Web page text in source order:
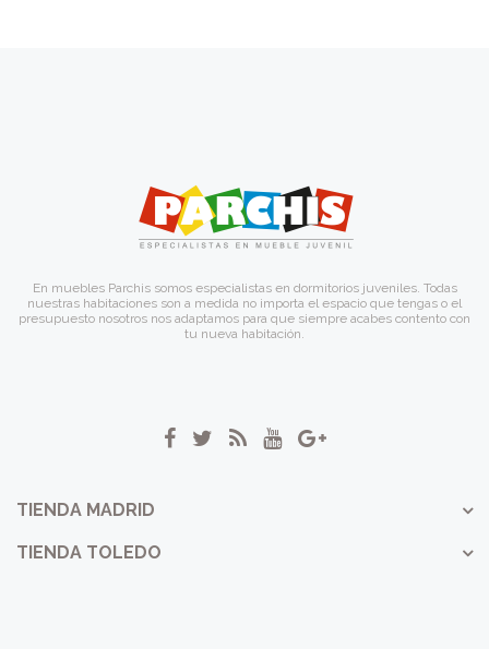
En muebles Parchis somos especialistas en dormitorios juveniles. Todas
nuestras habitaciones son a medida no importa el espacio que tengas o el
presupuesto nosotros nos adaptamos para que siempre acabes contento con
tu nueva habitación.
TIENDA MADRID
TIENDA TOLEDO